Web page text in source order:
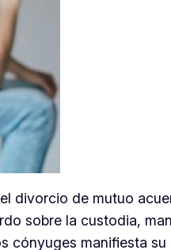
divorcio de mutuo
sobre la custodia,
manifiesta